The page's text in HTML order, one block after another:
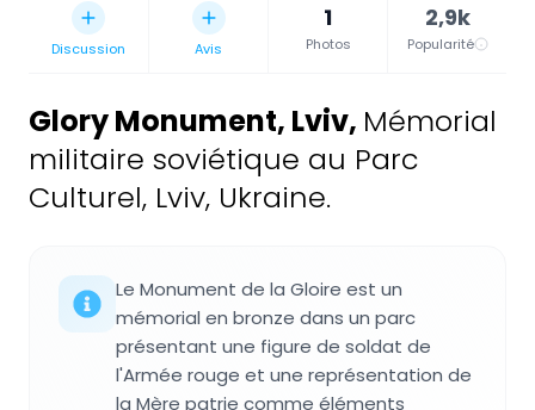
Discussion Avis
1
Photos
2,9k
Popularité
Glory Monument, Lviv, Mémorial
militaire soviétique au Parc
Culturel, Lviv, Ukraine.
Le Monument de la Gloire est un
mémorial en bronze dans un parc
présentant une figure de soldat de
l'Armée rouge et une représentation de
la Mère patrie comme éléments